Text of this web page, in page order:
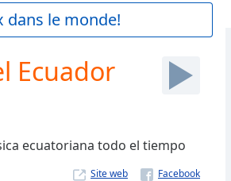
dans le monde!
Ecuador
ecuatoriana todo el tiempo
Site web